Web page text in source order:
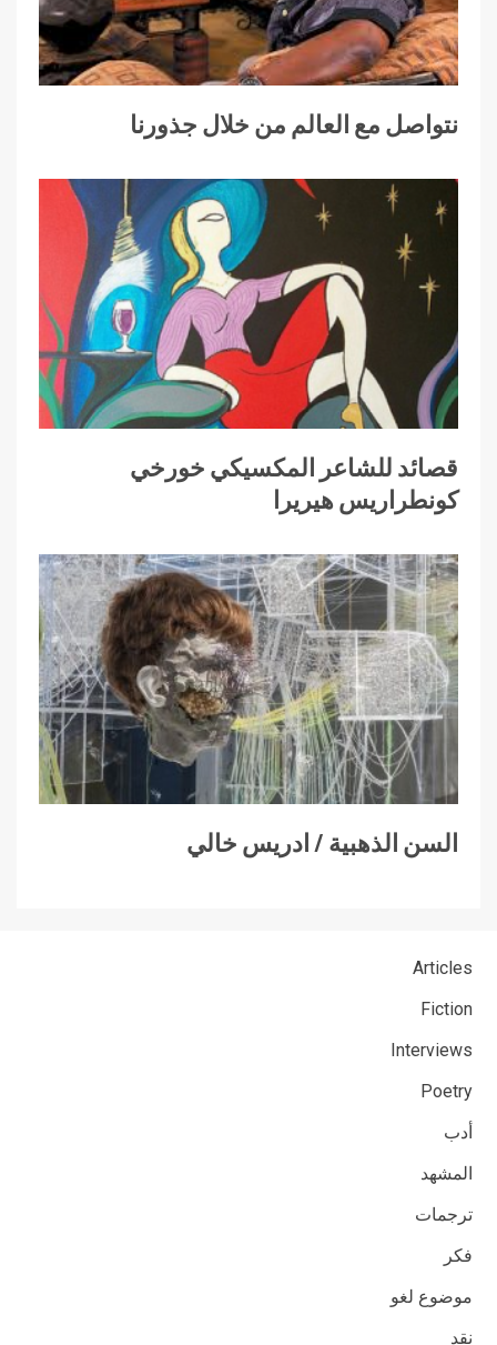
نتواصل مع العالم من خلال جذورنا
قصائد للشاعر المكسيكي خورخي
كونطراريس هيريرا
السن الذهبية / ادريس خالي
Articles
Fiction
Interviews
Poetry
أدب
المشهد
ترجمات
فكر
موضوع لغو
نقد